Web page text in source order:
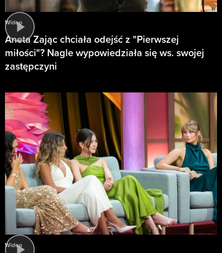
Wideo
Aneta Zając chciała odejść z "Pierwszej
miłości"? Nagle wypowiedziała się ws. swojej
zastępczyni
Wideo